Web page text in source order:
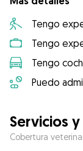
Tengo
Tengo
Tengo
Puedo
Servicios
Cobertura